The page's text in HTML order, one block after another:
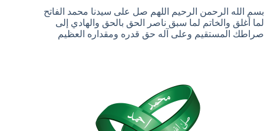
التجاوز
إلى
المحتوى
بسم الله الرحمن الرحيم اللهم صل على سيدنا محمد الفاتح
لما أغلق والخاتم لما سبق ناصر الحق بالحق والهادي إلى
صراطك المستقيم وعلى آله حق قدره ومقداره العظيم